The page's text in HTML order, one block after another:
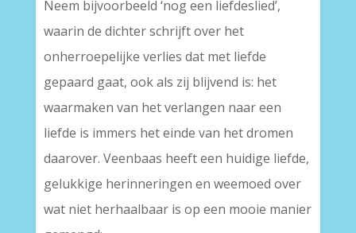
Neem bijvoorbeeld ‘nog een liefdeslied’,
waarin de dichter schrijft over het
onherroepelijke verlies dat met liefde
gepaard gaat, ook als zij blijvend is: het
waarmaken van het verlangen naar een
liefde is immers het einde van het dromen
daarover. Veenbaas heeft een huidige liefde,
gelukkige herinneringen en weemoed over
wat niet herhaalbaar is op een mooie manier